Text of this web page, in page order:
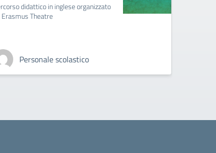
didattico in inglese organizzato
Erasmus Theatre
Personale scolastico